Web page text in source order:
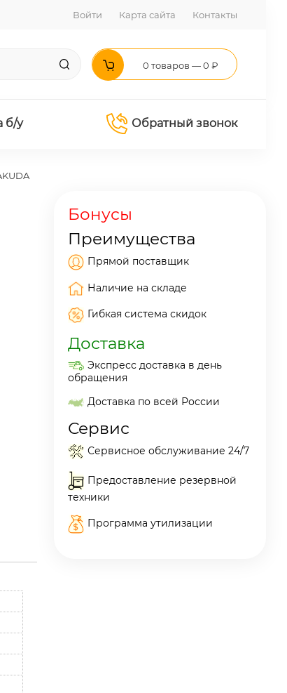
Войти Карта сайта Контакты
0 товаров — 0 ₽
б/у Обратный звонок
Бонусы
Преимущества
Прямой поставщик
Наличие на складе
Гибкая система скидок
Доставка
Экспресс доставка в день
обращения
Доставка по всей России
Сервис
Сервисное обслуживание 24/7
Предоставление резервной
техники
Программа утилизации